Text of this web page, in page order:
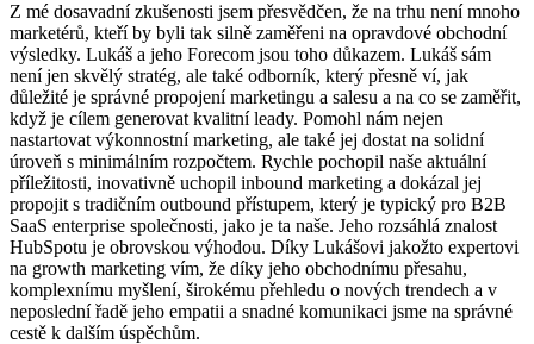
Z mé dosavadní zkušenosti jsem přesvědčen, že na trhu není mnoho
marketérů, kteří by byli tak silně zaměřeni na opravdové obchodní
výsledky. Lukáš a jeho Forecom jsou toho důkazem. Lukáš sám
není jen skvělý stratég, ale také odborník, který přesně ví, jak
důležité je správné propojení marketingu a salesu a na co se zaměřit,
když je cílem generovat kvalitní leady. Pomohl nám nejen
nastartovat výkonnostní marketing, ale také jej dostat na solidní
úroveň s minimálním rozpočtem. Rychle pochopil naše aktuální
příležitosti, inovativně uchopil inbound marketing a dokázal jej
propojit s tradičním outbound přístupem, který je typický pro B2B
SaaS enterprise společnosti, jako je ta naše. Jeho rozsáhlá znalost
HubSpotu je obrovskou výhodou. Díky Lukášovi jakožto expertovi
na growth marketing vím, že díky jeho obchodnímu přesahu,
komplexnímu myšlení, širokému přehledu o nových trendech a v
neposlední řadě jeho empatii a snadné komunikaci jsme na správné
cestě k dalším úspěchům.